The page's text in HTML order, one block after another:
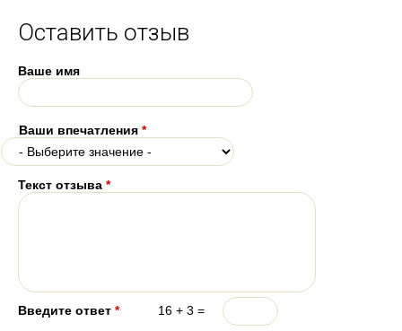
Оставить отзыв
Ваше имя
Ваши впечатления *
Текст отзыва *
Введите ответ * 16 + 3 =